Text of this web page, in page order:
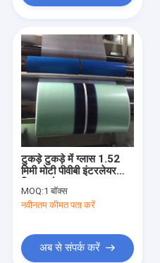
उत्पादों
हमारे बारे में
कारखाना भ्रमण
गुणवत्ता नियंत्रण
संपर्क करें
एक उद्धरण की विनती करे
टुकड़े टुकड़े में ग्लास 1.52
मिमी मोटी पीवीबी इंटरलेयर
MOQ:1 बॉक्स
नवीनतम कीमत पता करें
अब से संपर्क करें